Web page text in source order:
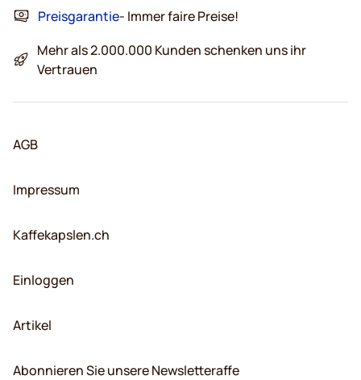
Preisgarantie- Immer faire Preise!
Mehr als 2.000.000 Kunden schenken uns ihr
Vertrauen
AGB
Impressum
Kaffekapslen.ch
Einloggen
Artikel
Abonnieren Sie unsere Newsletteraffe